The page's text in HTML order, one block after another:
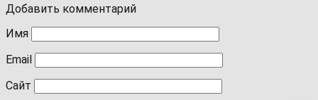
Добавить комментарий
Имя
Email
Сайт